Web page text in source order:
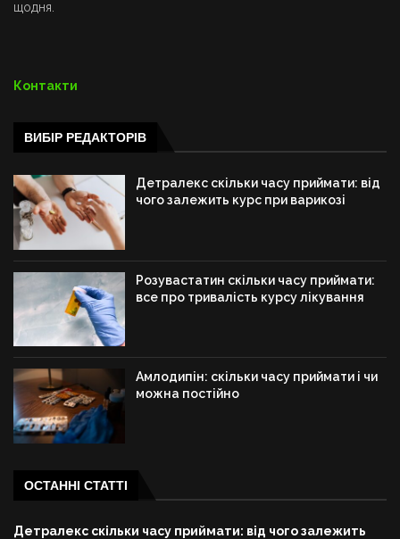
щодня.
Контакти
ВИБІР РЕДАКТОРІВ
Детралекс скільки часу приймати: від
чого залежить курс при варикозі
Розувастатин скільки часу приймати:
все про тривалість курсу лікування
Амлодипін: скільки часу приймати і чи
можна постійно
ОСТАННІ СТАТТІ
Детралекс скільки часу приймати: від чого залежить